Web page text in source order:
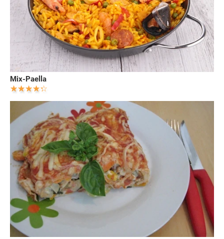
Mix-Paella